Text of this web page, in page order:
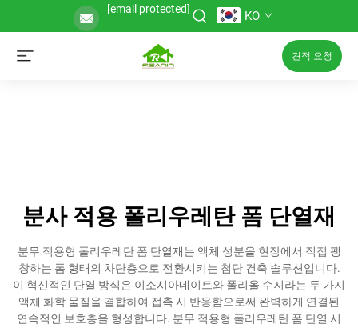
[email protected] KO
견적 요청
분사 적용 폴리우레탄 폼 단열재
분무 적용형 폴리우레탄 폼 단열재는 액체 성분을 현장에서 직접 팽
창하는 폼 형태의 차단층으로 전환시키는 첨단 건축 솔루션입니다.
이 혁신적인 단열 방식은 이소시아네이트와 폴리올 수지라는 두 가지
액체 화학 물질을 결합하여 접촉 시 반응함으로써 완벽하게 연결된
연속적인 보호층을 형성합니다. 분무 적용형 폴리우레탄 폼 단열 시